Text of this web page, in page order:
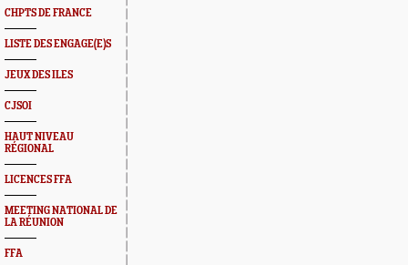
CHPTS DE FRANCE
LISTE DES ENGAGE(E)S
JEUX DES ILES
CJSOI
HAUT NIVEAU
RÉGIONAL
LICENCES FFA
MEETING NATIONAL DE
LA RÉUNION
FFA